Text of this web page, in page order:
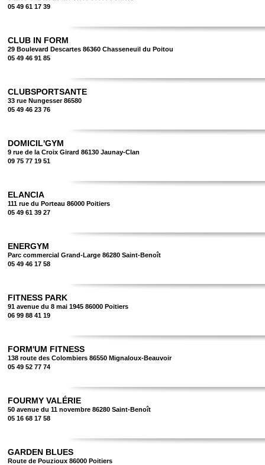
05 49 61 17 39
CLUB IN FORM
29 Boulevard Descartes 86360 Chasseneuil du Poitou
05 49 46 91 85
CLUBSPORTSANTE
33 rue Nungesser 86580
05 49 46 23 76
DOMICIL'GYM
9 rue de la Croix Girard 86130 Jaunay-Clan
09 75 77 19 51
ELANCIA
111 rue du Porteau 86000 Poitiers
05 49 61 39 27
ENERGYM
Parc commercial Grand-Large 86280 Saint-Benoît
05 49 46 17 58
FITNESS PARK
91 avenue du 8 mai 1945 86000 Poitiers
06 99 88 41 19
FORM'UM FITNESS
138 route des Colombiers 86550 Mignaloux-Beauvoir
05 49 52 77 74
FOURMY VALÉRIE
50 avenue du 11 novembre 86280 Saint-Benoît
05 16 68 17 58
GARDEN BLUES
Route de Pouzioux 86000 Poitiers